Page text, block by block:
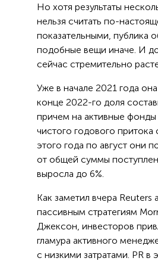
Но хотя результаты
нельзя считать по-
показательными, публика
подобные вещи иначе. И
сейчас стремительно
Уже в начале 2021 года
конце 2022-го доля
причем на активные
чистого годового притока
этого года по август они
от общей суммы
выросла до 6%.
Как заметил вчера Reuters
пассивным стратегиям
Джексон, инвесторов
гламура активного
с низкими затратами. PR в